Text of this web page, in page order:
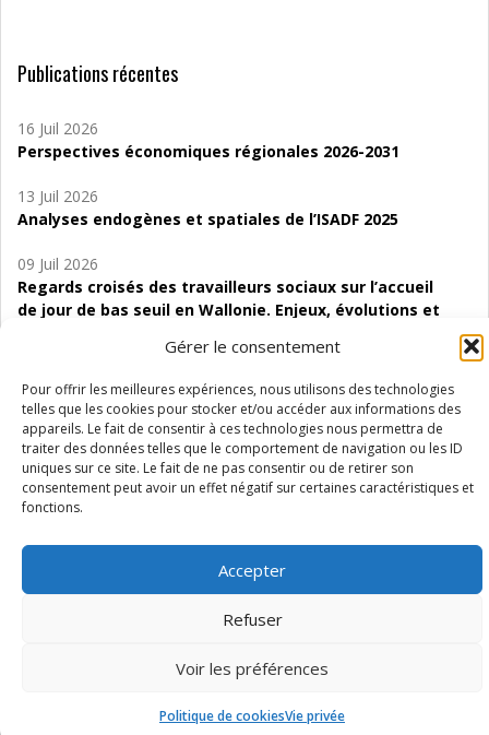
Gérer le consentement
Pour offrir les meilleures expériences, nous utilisons des technologies
telles que les cookies pour stocker et/ou accéder aux informations des
appareils. Le fait de consentir à ces technologies nous permettra de
traiter des données telles que le comportement de navigation ou les ID
uniques sur ce site. Le fait de ne pas consentir ou de retirer son
consentement peut avoir un effet négatif sur certaines caractéristiques et
fonctions.
Accepter
Refuser
Voir les préférences
Politique de cookiesVie privée
Publications récentes
16 Juil 2026
Perspectives économiques régionales 2026-2031
13 Juil 2026
Analyses endogènes et spatiales de l’ISADF 2025
09 Juil 2026
Regards croisés des travailleurs sociaux sur l’accueil
de jour de bas seuil en Wallonie. Enjeux, évolutions et
Étude d’évaluabilité des Structures
d’accompagnement à l’autocréation d’emploi (SAACE)
01 Juil 2026
Pénurie du personnel infirmier :quels indicateurs
d’offre de soins pour comprendre la situation en